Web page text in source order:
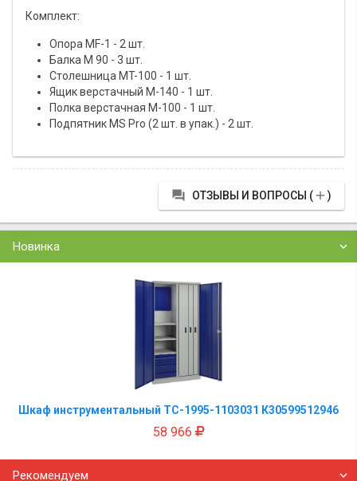
Комплект:
Опора МF-1 - 2 шт.
Балка M 90 - 3 шт.
Столешница МT-100 - 1 шт.
Ящик верстачный М-140 - 1 шт.
Полка верстачная М-100 - 1 шт.
Подпятник MS Pro (2 шт. в упак.) - 2 шт.
 ОТЗЫВЫ И ВОПРОСЫ ()
Новинка
Шкаф инструментальный TC-1995-1103031 К30599512946
58 966
Рекомендуем